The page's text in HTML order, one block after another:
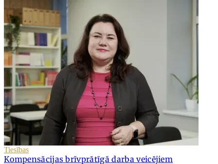
Tiesības
Kompensācijas brīvprātīgā darba veicējiem